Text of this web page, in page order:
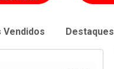
Vendidos Destaques